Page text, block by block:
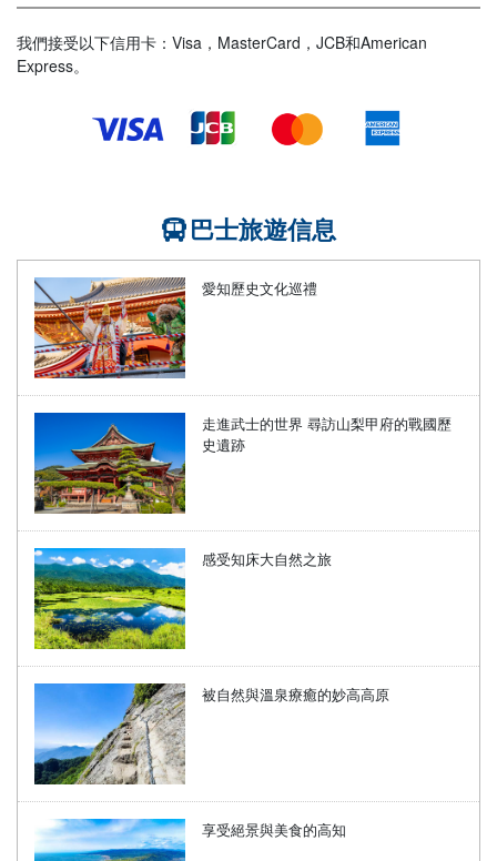
我們接受以下信用卡：Visa，MasterCard，JCB和American
Express。
巴士旅遊信息
愛知歷史文化巡禮
走進武士的世界 尋訪山梨甲府的戰國歷
史遺跡
感受知床大自然之旅
被自然與溫泉療癒的妙高高原
享受絕景與美食的高知